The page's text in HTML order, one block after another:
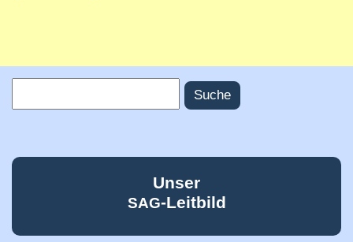
Unser
SAG-Leitbild